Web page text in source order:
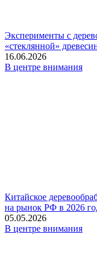
Эксперименты с
«стеклянной»
16.06.2026
В центре внимания
Китайское
на рынок РФ в 2026
05.05.2026
В центре внимания